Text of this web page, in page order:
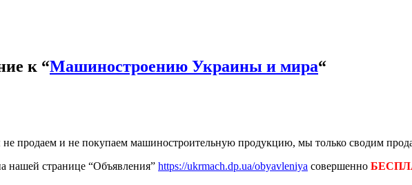
к “Машиностроению Украины и мира“
продаем и не покупаем машиностроительную продукцию, мы только сводим
нашей странице “Объявления” https://ukrmach.dp.ua/obyavleniya совершенно